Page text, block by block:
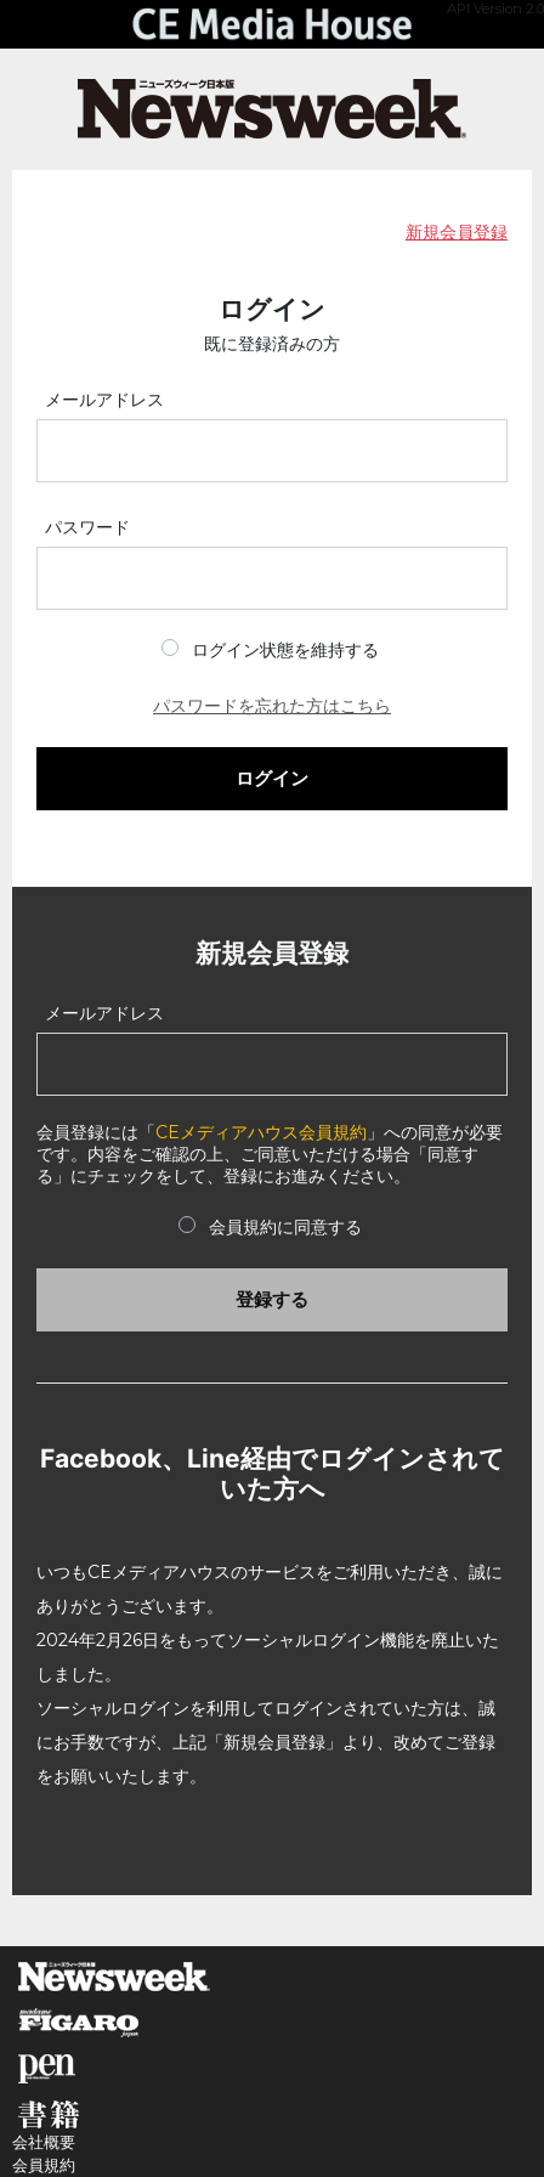
API Version 2.0
新規会員登録
ログイン
既に登録済みの方
メールアドレス
パスワード
ログイン状態を維持する
パスワードを忘れた方はこちら
ログイン
新規会員登録
メールアドレス
会員登録には「CEメディアハウス会員規約 」への同意が必要
です。内容をご確認の上、ご同意いただける場合「同意す
る」にチェックをして、登録にお進みください。
会員規約に同意する
登録する
Facebook、Line経由でログインされて
いた方へ
いつもCEメディアハウスのサービスをご利用いただき、誠に
ありがとうございます。
2024年2月26日をもってソーシャルログイン機能を廃止いた
しました。
ソーシャルログインを利用してログインされていた方は、誠
にお手数ですが、上記「新規会員登録」より、改めてご登録
をお願いいたします。
会社概要
会員規約